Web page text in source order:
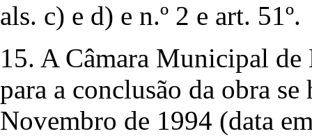
als. c) e d) e n.º 2 e art. 51º.
15. A Câmara Municipal de
para a conclusão da obra
Novembro de 1994 (data